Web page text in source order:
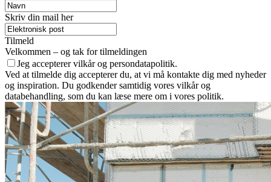
Skriv din mail her
Tilmeld
Velkommen – og tak for tilmeldingen
Jeg accepterer vilkår og persondatapolitik.
Ved at tilmelde dig accepterer du, at vi må kontakte dig med nyheder
og inspiration. Du godkender samtidig vores vilkår og
databehandling, som du kan læse mere om i vores politik.